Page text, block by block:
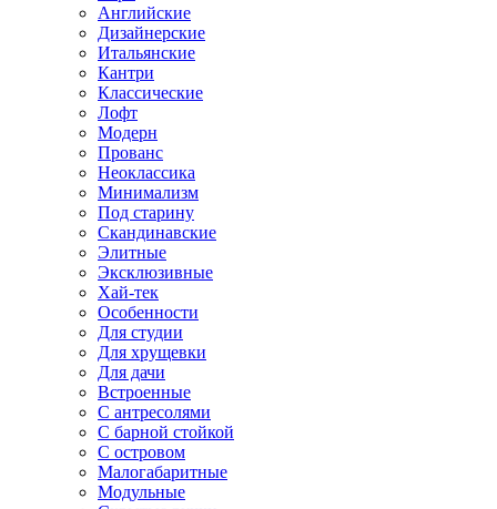
Английские
Дизайнерские
Итальянские
Кантри
Классические
Лофт
Модерн
Прованс
Неоклассика
Минимализм
Под старину
Скандинавские
Элитные
Эксклюзивные
Хай-тек
Особенности
Для студии
Для хрущевки
Для дачи
Встроенные
С антресолями
С барной стойкой
С островом
Малогабаритные
Модульные